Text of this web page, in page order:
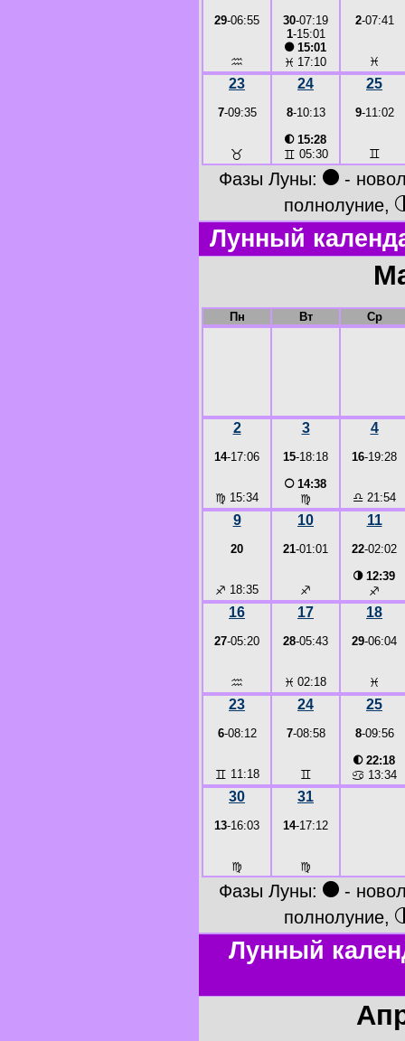
29-06:55
♒
30-07:19
1-15:01
●15:01
♓ 17:10
2-07:41
♓
23
7-09:35
♉
24
8-10:13
◐15:28
♊ 05:30
25
9-11:02
♊
Фазы Луны: ● -
полнолуние,
Лунный
Пн Вт Ср
2
14-17:06
♍ 15:34
3
15-18:18
○14:38
♍
4
16-19:28
♎ 21:54
9
20
♐ 18:35
10
21-01:01
♐
11
22-02:02
◑12:39
♐
16
27-05:20
♒
17
28-05:43
♓ 02:18
18
29-06:04
♓
23
6-08:12
♊ 11:18
24
7-08:58
♊
25
8-09:56
◐22:18
♋ 13:34
30
13-16:03
♍
31
14-17:12
♍
Фазы Луны: ● -
полнолуние,
Лунный